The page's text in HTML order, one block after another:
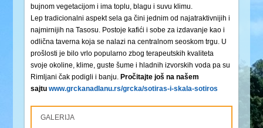
bujnom vegetacijom i ima toplu, blagu i suvu klimu.
Lep tradicionalni aspekt sela ga čini jednim od najatraktivnijih i
najmirnijih na Tasosu. Postoje kafići i sobe za izdavanje kao i
odlična taverna koja se nalazi na centralnom seoskom trgu. U
prošlosti je bilo vrlo popularno zbog terapeutskih kvaliteta
svoje okoline, klime, guste šume i hladnih izvorskih voda pa su
Rimljani čak podigli i banju. Pročitajte još na našem
sajtuwww.grckanadlanu.rs/grcka/sotiras-i-skala-sotiros
GALERIJA